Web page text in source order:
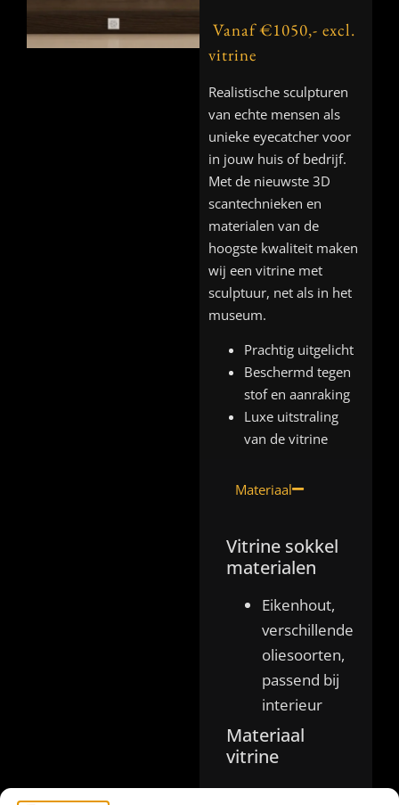
Vanaf €1050,- excl.
vitrine
Realistische sculpturen
van echte mensen als
unieke eyecatcher voor
in jouw huis of bedrijf.
Met de nieuwste 3D
scantechnieken en
materialen van de
hoogste kwaliteit maken
wij een vitrine met
sculptuur, net als in het
museum.
Prachtig uitgelicht
Beschermd tegen
stof en aanraking
Luxe uitstraling
van de vitrine
Materiaal
Vitrine sokkel
materialen
Eikenhout,
verschillende
oliesoorten,
passend bij
interieur
Materiaal
vitrine
Acrylaat